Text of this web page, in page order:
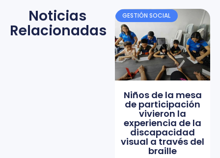
Noticias
Relacionadas
GESTIÓN SOCIAL
Niños de la mesa
de participación
vivieron la
experiencia de la
discapacidad
visual a través del
braille